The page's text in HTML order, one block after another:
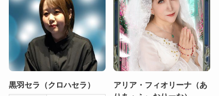
黒羽セラ（クロハセラ）
アリア・フィオリーナ（あ